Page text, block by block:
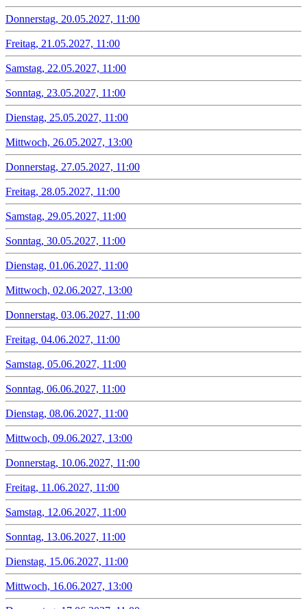
Donnerstag, 20.05.2027, 11:00
Freitag, 21.05.2027, 11:00
Samstag, 22.05.2027, 11:00
Sonntag, 23.05.2027, 11:00
Dienstag, 25.05.2027, 11:00
Mittwoch, 26.05.2027, 13:00
Donnerstag, 27.05.2027, 11:00
Freitag, 28.05.2027, 11:00
Samstag, 29.05.2027, 11:00
Sonntag, 30.05.2027, 11:00
Dienstag, 01.06.2027, 11:00
Mittwoch, 02.06.2027, 13:00
Donnerstag, 03.06.2027, 11:00
Freitag, 04.06.2027, 11:00
Samstag, 05.06.2027, 11:00
Sonntag, 06.06.2027, 11:00
Dienstag, 08.06.2027, 11:00
Mittwoch, 09.06.2027, 13:00
Donnerstag, 10.06.2027, 11:00
Freitag, 11.06.2027, 11:00
Samstag, 12.06.2027, 11:00
Sonntag, 13.06.2027, 11:00
Dienstag, 15.06.2027, 11:00
Mittwoch, 16.06.2027, 13:00